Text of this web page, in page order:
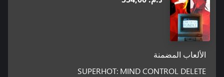
الألعاب المضمنة
SUPERHOT: MIND CONTROL DELETE